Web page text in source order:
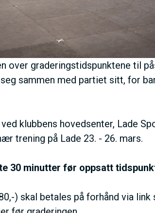
over graderingstidspunktene til
sammen med partiet sitt, for
klubbens hovedsenter, Lade
trening på Lade 23. - 26. mars.
30 minutter før oppsatt
) skal betales på forhånd via